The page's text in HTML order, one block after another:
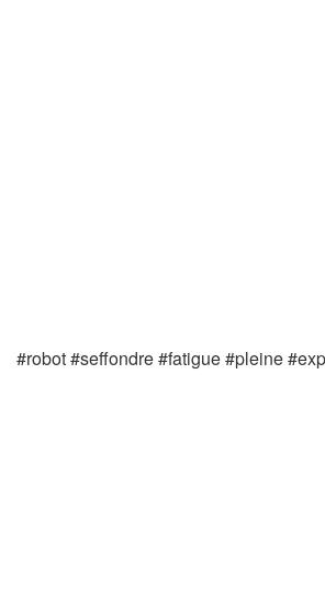
#robot #seffondre #fatigue #pleine